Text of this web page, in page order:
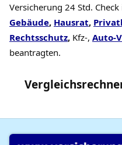
Versicherung 24 Std.
Gebäude, Hausrat,
Rechtsschutz, Kfz-, Auto-
beantragten.